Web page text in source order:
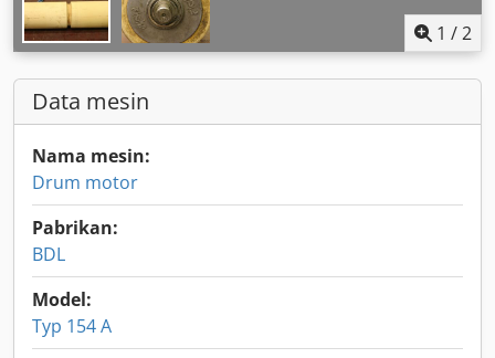
1 /2
Data mesin
Nama mesin:
Drum motor
Pabrikan:
BDL
Model:
Typ 154 A